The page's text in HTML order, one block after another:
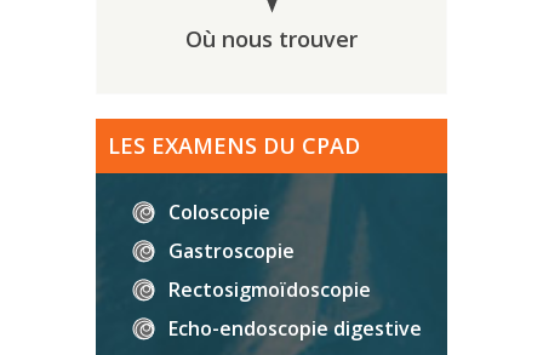
Où nous trouver
LES EXAMENS DU CPAD
Coloscopie
Gastroscopie
Rectosigmoïdoscopie
Echo-endoscopie digestive